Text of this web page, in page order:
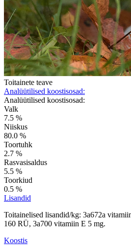
Toitainete teave
Analüütilised koostisosad:
Analüütilised koostisosad:
Valk
7.5 %
Niiskus
80.0 %
Toortuhk
2.7 %
Rasvasisaldus
5.5 %
Toorkiud
0.5 %
Lisandid
Toitainelised lisandid/kg: 3a672a
160 RÜ, 3a700 vitamiin E 5 mg.
Koostis